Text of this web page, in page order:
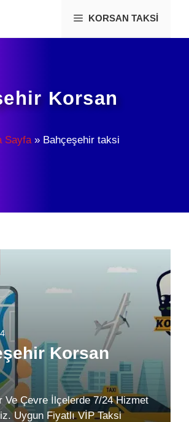
KORSAN TAKSI
Korsan
Sayfa» Bahçeşehir taksi
Korsan
Ve Çevre İlçelerde 7/24 Hizmet
Uygun Fiyatlı VİP Taksi